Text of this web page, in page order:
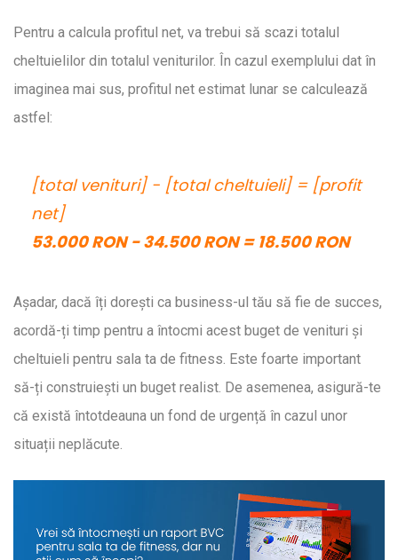
Pentru a calcula profitul net, va trebui să scazi totalul
cheltuielilor din totalul veniturilor. În cazul exemplului dat în
imaginea mai sus, profitul net estimat lunar se calculează
astfel:
[total venituri] - [total cheltuieli] = [profit
net]
53.000 RON - 34.500 RON = 18.500 RON
Așadar, dacă îți dorești ca business-ul tău să fie de succes,
acordă-ți timp pentru a întocmi acest buget de venituri și
cheltuieli pentru sala ta de fitness. Este foarte important
să-ți construiești un buget realist. De asemenea, asigură-te
că există întotdeauna un fond de urgență în cazul unor
situații neplăcute.